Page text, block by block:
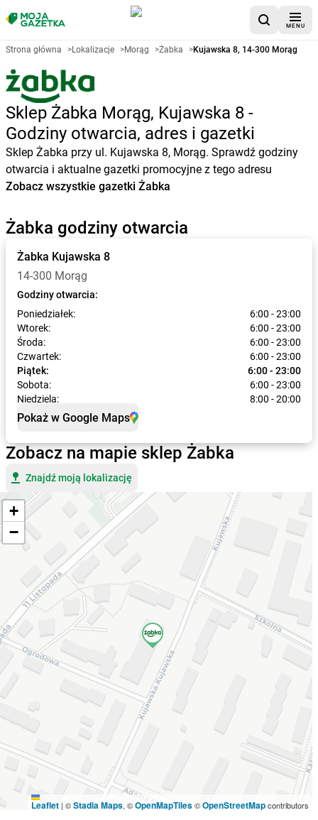
MENU
Strona główna >Lokalizacje >Morąg >Żabka >Kujawska 8, 14-300 Morąg
Sklep Żabka Morąg, Kujawska 8 -
Godziny otwarcia, adres i gazetki
Sklep Żabka przy ul. Kujawska 8, Morąg. Sprawdź godziny
otwarcia i aktualne gazetki promocyjne z tego adresu
Zobacz wszystkie gazetki Żabka
Żabka godziny otwarcia
Żabka Kujawska 8
14-300 Morąg
Godziny otwarcia:
Poniedziałek:
6:00 - 23:00
Wtorek:
6:00 - 23:00
Środa:
6:00 - 23:00
Czwartek:
6:00 - 23:00
Piątek:
6:00 - 23:00
Sobota:
6:00 - 23:00
Niedziela:
8:00 - 20:00
Pokaż w Google Maps
Zobacz na mapie sklep Żabka
Znajdź moją lokalizację
+
−
Leaflet | ©Stadia Maps, ©OpenMapTiles©OpenStreetMapcontributors